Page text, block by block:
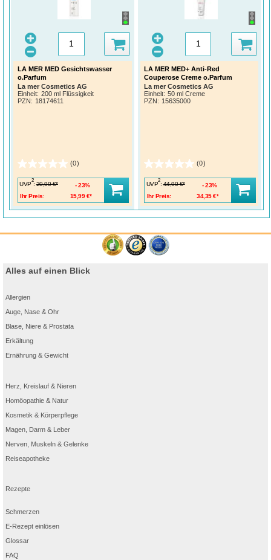
LA MER MED Gesichtswasser
o.Parfum
La mer Cosmetics AG
Einheit: 200 ml Flüssigkeit
PZN: 18174611
(0)
UVP
2
: 20,90 €*
Ihr Preis:
15,99 €*
23%
LA MER MED+ Anti-Red
Couperose Creme o.Parfum
La mer Cosmetics AG
Einheit: 50 ml Creme
PZN: 15635000
(0)
UVP
2
: 44,90 €*
Ihr Preis:
34,35 €*
23%
Alles auf einen Blick
Allergien
Auge, Nase & Ohr
Blase, Niere & Prostata
Erkältung
Ernährung & Gewicht
Herz, Kreislauf & Nieren
Homöopathie & Natur
Kosmetik & Körperpflege
Magen, Darm & Leber
Nerven, Muskeln & Gelenke
Reiseapotheke
Rezepte
Schmerzen
E-Rezept einlösen
Glossar
FAQ